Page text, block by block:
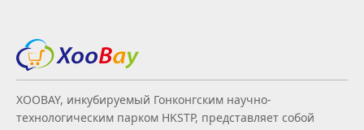
XOOBAY, инкубируемый Гонконгским научно-
технологическим парком HKSTP, представляет собой